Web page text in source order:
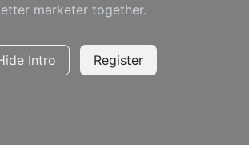
marketer together.
Intro Register